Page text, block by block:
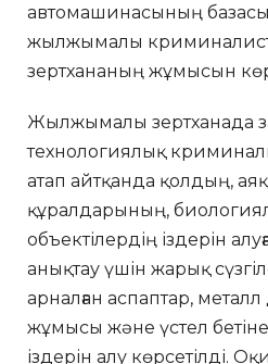
автомашинасының
жылжымалы
зертхананың жұмысын
Жылжымалы зертханада
технологиялық
атап айтқанда қолдың, аяқ
құралдарының,
объектілердің іздерін
анықтау үшін жарық
арналған аспаптар,
жұмысы және үстел
іздерін алу көрсетілді.